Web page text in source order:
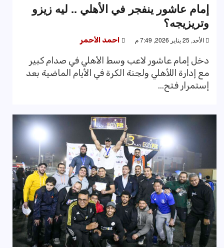
إمام عاشور ينفجر في الأهلي .. ليه زيزو
وتريزيجه؟
الأحد, 25 يناير 2026, 7:49 م احمد الأحمر
دخل إمام عاشور لاعب وسط الأهلي في صدام كبير
مع إدارة اللأهلي ولجنة الكرة في الأيام الماضية بعد
إستمرار فتح...